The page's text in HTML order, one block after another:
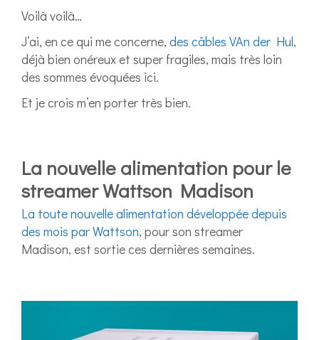
Voilà voilà…
J’ai, en ce qui me concerne, des câbles VAn der Hul,
déjà bien onéreux et super fragiles, mais très loin
des sommes évoquées ici.
Et je crois m’en porter très bien.
La nouvelle alimentation pour le
streamer Wattson Madison
La toute nouvelle alimentation développée depuis
des mois par Wattson, pour son streamer
Madison, est sortie ces dernières semaines.